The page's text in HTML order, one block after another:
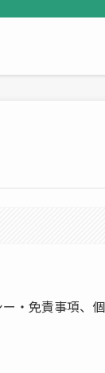
・免責事項、個